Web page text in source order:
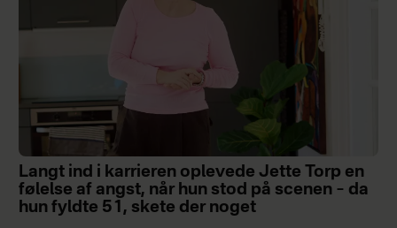
Langt ind i karrieren oplevede Jette Torp en
følelse af angst, når hun stod på scenen – da
hun fyldte 51, skete der noget